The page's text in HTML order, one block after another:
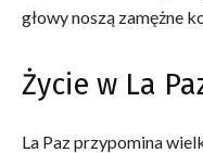
głowy noszą zamężne
Życie w La
La Paz przypomina